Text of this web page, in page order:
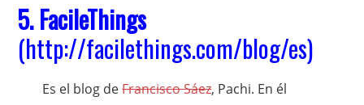
5. FacileThings
(http://facilethings.com/blog/es)
Es el blog deFrancisco Sáez, Pachi. En él